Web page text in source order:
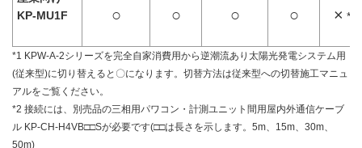
KP-MU1F
○ ○ ○ ○ × *1
*1 KPW-A-2シリーズを完全自家消費用から逆潮流あり太陽光発電システム用
(従来型)に切り替えると〇になります。切替方法は従来型への切替施工マニュ
アルをご覧ください。
*2 接続には、別売品の三相用パワコン・計測ユニット間用屋内外通信ケーブ
ル KP-CH-H4VB□□Sが必要です(□□は長さを示します。5m、15m、30m、
50m)